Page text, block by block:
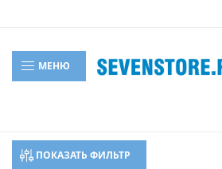
МЕНЮ
ПОКАЗАТЬ ФИЛЬТР